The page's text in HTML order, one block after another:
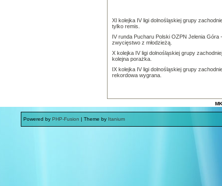
XI kolejka IV ligi dolnośląskiej grupy
tylko remis.
IV runda Pucharu Polski OZPN Jelenia Góra -
zwycięstwo z młodzieżą.
X kolejka IV ligi dolnośląskiej grupy
kolejna porażka.
IX kolejka IV ligi dolnośląskiej grupy
rekordowa wygrana.
Powered by PHP-Fusion | Theme by Itanium